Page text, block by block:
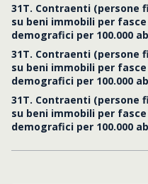
31T. Contraenti (persone
su beni immobili per
demografici per 100.000
31T. Contraenti (persone
su beni immobili per
demografici per 100.000
31T. Contraenti (persone
su beni immobili per
demografici per 100.000